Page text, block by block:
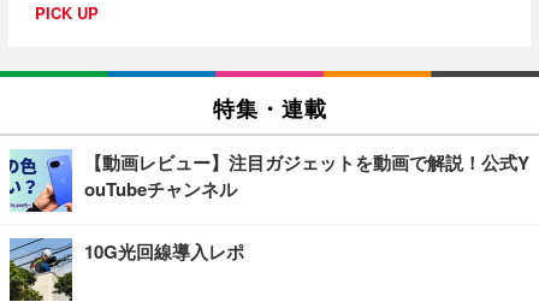
PICK UP
特集・連載
【動画レビュー】注目ガジェットを動画で解説！公式Y
ouTubeチャンネル
10G光回線導入レポ